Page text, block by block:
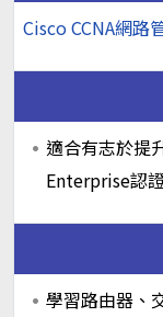
Cisco CCNA網路
適合有志於提
Enterprise認
學習路由器、